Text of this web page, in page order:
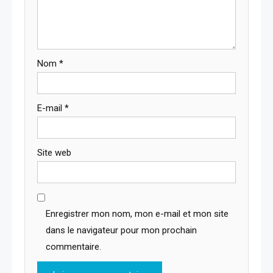
Nom *
E-mail *
Site web
Enregistrer mon nom, mon e-mail et mon site
dans le navigateur pour mon prochain
commentaire.